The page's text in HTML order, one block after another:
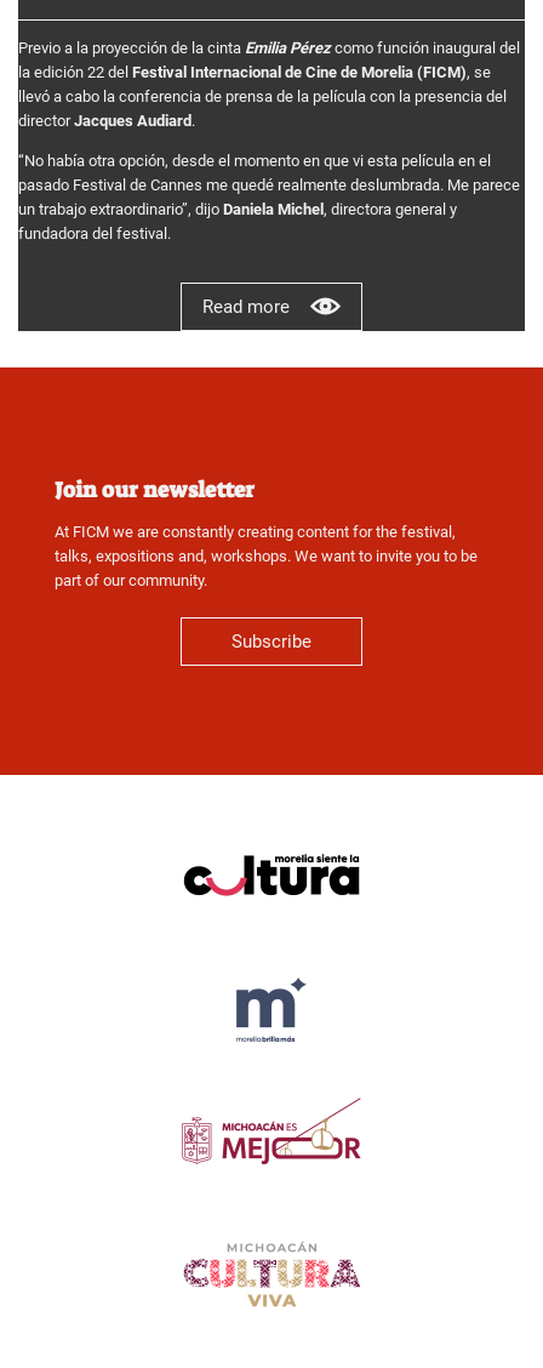
Previo a la proyección de la cinta Emilia Pérezcomo función inaugural del
la edición 22 del Festival Internacional de Cine de Morelia (FICM), se
llevó a cabo la conferencia de prensa de la película con la presencia del
directorJacques Audiard.
“No había otra opción, desde el momento en que vi esta película en el
pasado Festival de Cannes me quedé realmente deslumbrada. Me parece
un trabajo extraordinario”, dijo Daniela Michel, directora general y
fundadora del festival.
Read more
Join our newsletter
At FICM we are constantly creating content for the festival,
talks, expositions and, workshops. We want to invite you to be
part of our community.
Subscribe